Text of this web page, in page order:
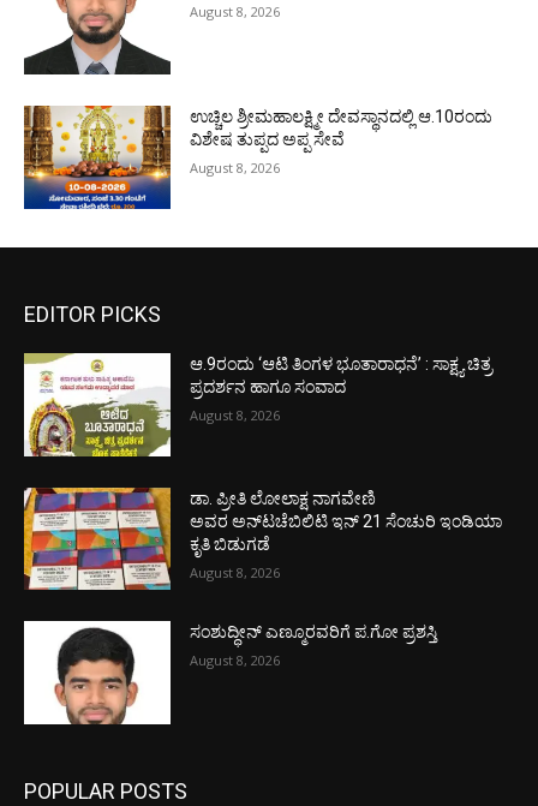
August 8, 2026
ಉಚ್ಚಿಲ ಶ್ರೀಮಹಾಲಕ್ಷ್ಮೀ ದೇವಸ್ಥಾನದಲ್ಲಿ ಆ.10ರಂದು
ವಿಶೇಷ ತುಪ್ಪದ ಅಪ್ಪ ಸೇವೆ
August 8, 2026
EDITOR PICKS
ಆ.9ರಂದು ‘ಆಟಿ ತಿಂಗಳ ಭೂತಾರಾಧನೆ’ : ಸಾಕ್ಷ್ಯ ಚಿತ್ರ
ಪ್ರದರ್ಶನ ಹಾಗೂ ಸಂವಾದ
August 8, 2026
ಡಾ. ಪ್ರೀತಿ ಲೋಲಾಕ್ಷ ನಾಗವೇಣಿ
ಅವರ ಅನ್‌ಟಚೆಬಿಲಿಟಿ ಇನ್ 21 ಸೆಂಚುರಿ ಇಂಡಿಯಾ
ಕೃತಿ ಬಿಡುಗಡೆ
August 8, 2026
ಸಂಶುದ್ಧೀನ್ ಎಣ್ಮೂರವರಿಗೆ ಪ.ಗೋ ಪ್ರಶಸ್ತಿ
August 8, 2026
POPULAR POSTS